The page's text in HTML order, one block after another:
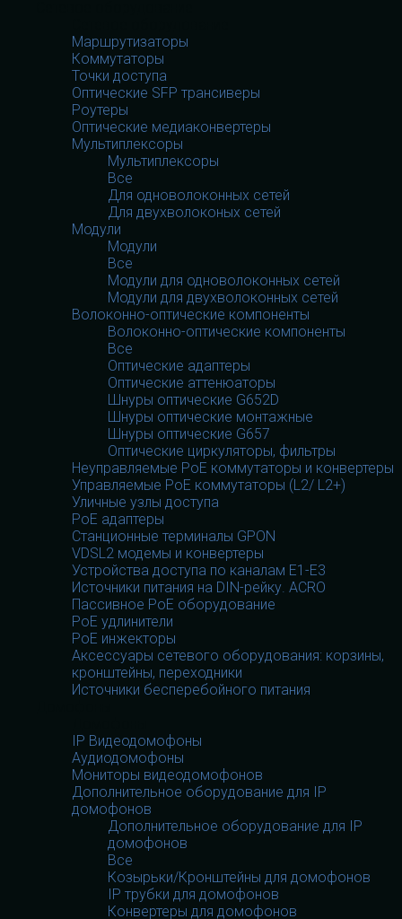
Маршрутизаторы
Коммутаторы
Точки доступа
Оптические SFP трансиверы
Роутеры
Оптические медиаконвертеры
Мультиплексоры
Мультиплексоры
Все
Для одноволоконных сетей
Для двухволоконых сетей
Модули
Модули
Все
Модули для одноволоконных сетей
Модули для двухволоконных сетей
Волоконно-оптические компоненты
Волоконно-оптические компоненты
Все
Оптические адаптеры
Оптические аттенюаторы
Шнуры оптические G652D
Шнуры оптические монтажные
Шнуры оптические G657
Оптические циркуляторы, фильтры
Неуправляемые PoE коммутаторы и конвертеры
Управляемые PoE коммутаторы (L2/ L2+)
Уличные узлы доступа
PoE адаптеры
Станционные терминалы GPON
VDSL2 модемы и конвертеры
Устройства доступа по каналам E1-E3
Источники питания на DIN-рейку. ACRO
Пассивное PoE оборудование
PoE удлинители
PoE инжекторы
Аксессуары сетевого оборудования: корзины,
кронштейны, переходники
Источники бесперебойного питания
IP Видеодомофоны
Аудиодомофоны
Мониторы видеодомофонов
Дополнительное оборудование для IP
домофонов
Дополнительное оборудование для IP
домофонов
Все
Козырьки/Кронштейны для домофонов
IP трубки для домофонов
Конвертеры для домофонов